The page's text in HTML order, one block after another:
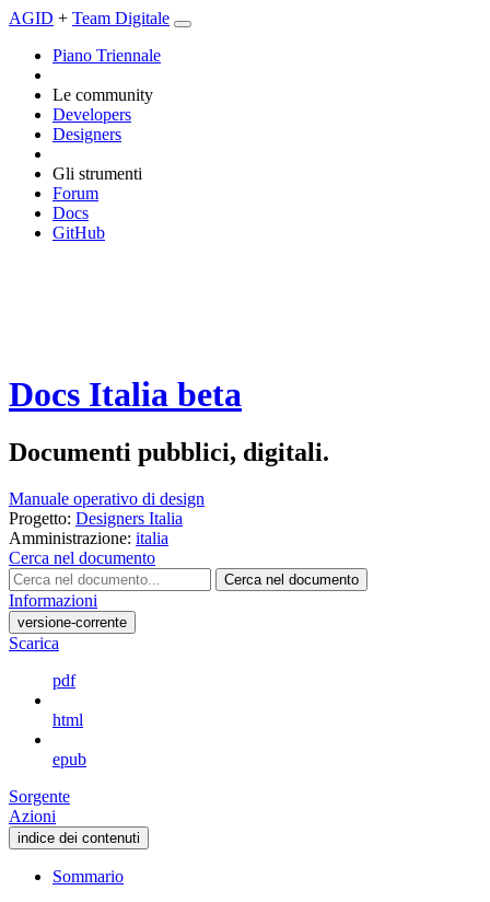
AGID + Team Digitale
Piano Triennale
Le community
Developers
Designers
Gli strumenti
Forum
Docs
GitHub
Docs Italia beta
Documenti pubblici, digitali.
Manuale operativo di design
Progetto: Designers Italia
Amministrazione: italia
Cerca nel documento
Cerca nel documento
Informazioni
versione-corrente
Scarica
pdf
html
epub
Sorgente
Azioni
indice dei contenuti
Sommario